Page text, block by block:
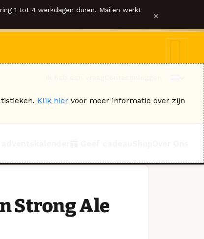
1 tot 4 werkdagen duren. Mailen werkt ×
Strong Ale
Klik hier voor meer informatie over zijn